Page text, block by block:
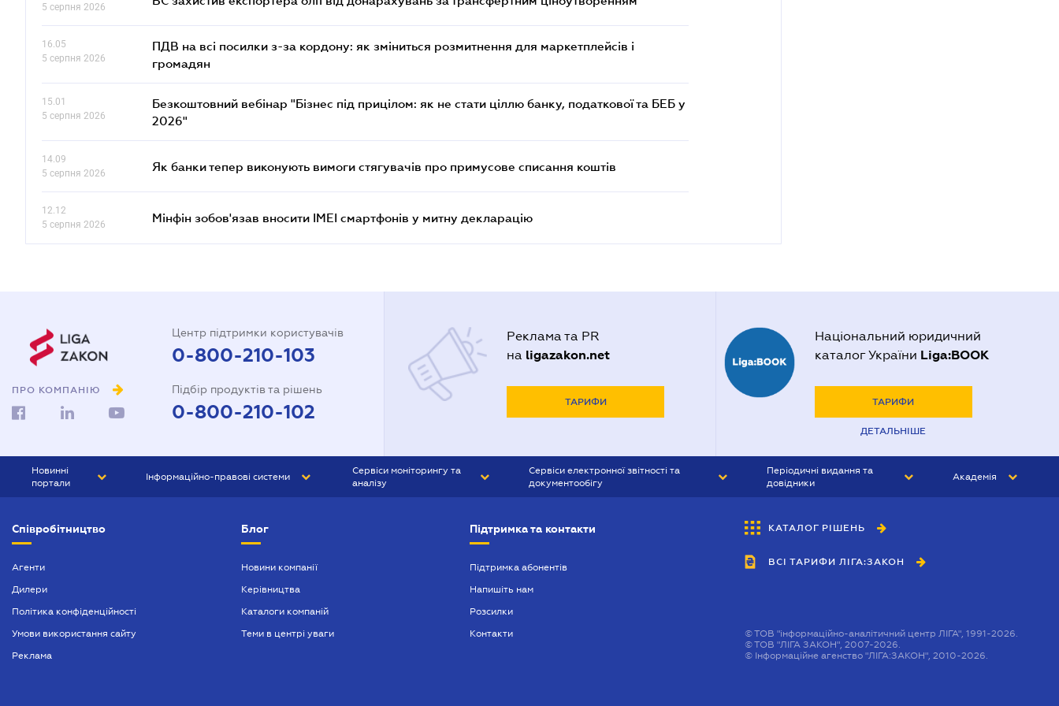
5 серпня 2026
16.05
5 серпня 2026
ПДВ на всі посилки з-за кордону: як зміниться розмитнення для маркетплейсів і
громадян
15.01
5 серпня 2026
Безкоштовний вебінар "Бізнес під прицілом: як не стати ціллю банку, податкової та БЕБ у
2026"
14.09
5 серпня 2026
Як банки тепер виконують вимоги стягувачів про примусове списання коштів
12.12
5 серпня 2026
Мінфін зобов'язав вносити IMEI смартфонів у митну декларацію
ПРО КОМПАНІЮ
Центр підтримки користувачів
0-800-210-103
Підбір продуктів та рішень
0-800-210-102
Реклама та PR
на ligazakon.net
ТАРИФИ
Національний юридичний
каталог України Liga:BOOK
ТАРИФИ
ДЕТАЛЬНІШЕ
Новинні
портали
БІЗНЕС
Інформаційно-правові системи
БУХГАЛТЕР ПРОФ
Сервіси моніторингу та
аналізу
Сервіси електронної звітності та
документообігу
Періодичні видання та
довідники
БУХГАЛТЕР&ЗАКОН
ВІСНИК МСФЗ
Академія
Співробітництво
Агенти
Дилери
Політика конфіденційності
Умови використання сайту
Реклама
Блог
Новини компанії
Керівництва
Каталоги компаній
Теми в центрі уваги
Підтримка та контакти
Підтримка абонентів
Напишіть нам
Розсилки
Контакти
КАТАЛОГ РІШЕНЬ
ВСІ ТАРИФИ ЛІГА:ЗАКОН
©ТОВ "інформаційно-аналітичний центр ЛІГА", 1991-2026.
©ТОВ "ЛІГА ЗАКОН", 2007-2026.
© Інформаційне агенство "ЛІГА:ЗАКОН", 2010-2026.